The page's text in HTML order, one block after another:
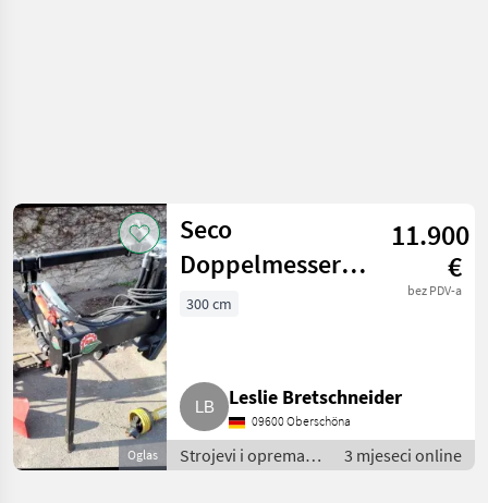
Oglas
Seco
Doppelmessermähwerk
BB
Duplex
11.900
€
bez PDV-a
300 cm
Leslie Bretschneider
09600 Oberschöna
Strojevi i oprema
za travu i baliranje /
3 mjeseci online